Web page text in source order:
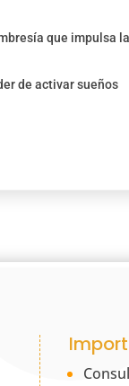
que impulsa
de activar sueños